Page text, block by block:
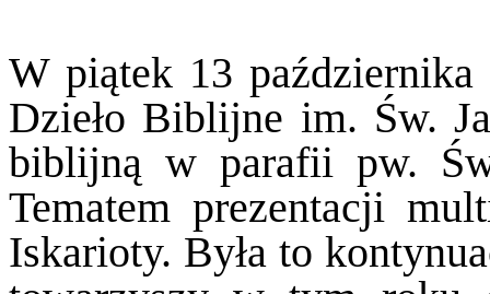
W piątek 13
Dzieło Biblijne im. Św.
biblijną w parafii pw.
Tematem prezentacji
Iskarioty. Była to